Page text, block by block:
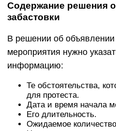
Содержание решения
забастовки
В решении об объявлении
мероприятия нужно
информацию:
Те обстоятельства,
для протеста.
Дата и время начала
Его длительность.
Ожидаемое